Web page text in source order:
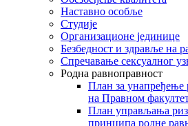
Наставно особље
Студије
Организационе јединице
Безбедност и здравље на
Спречавање сексуалног
Родна равноправност
План за унапређење
на Правном
План управљања
принципа родне